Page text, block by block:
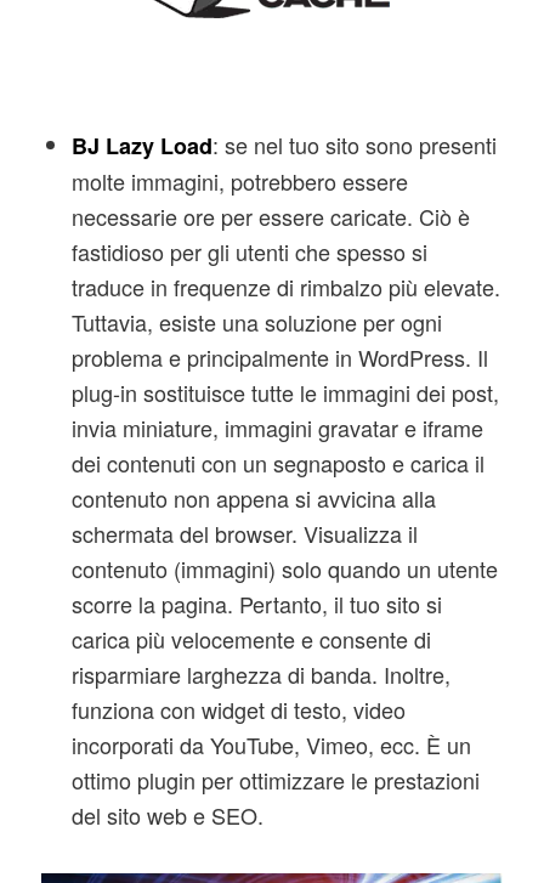
BJ Lazy Load: se nel tuo sito sono presenti
molte immagini, potrebbero essere
necessarie ore per essere caricate. Ciò è
fastidioso per gli utenti che spesso si
traduce in frequenze di rimbalzo più elevate.
Tuttavia, esiste una soluzione per ogni
problema e principalmente in WordPress. Il
plug-in sostituisce tutte le immagini dei post,
invia miniature, immagini gravatar e iframe
dei contenuti con un segnaposto e carica il
contenuto non appena si avvicina alla
schermata del browser. Visualizza il
contenuto (immagini) solo quando un utente
scorre la pagina. Pertanto, il tuo sito si
carica più velocemente e consente di
risparmiare larghezza di banda. Inoltre,
funziona con widget di testo, video
incorporati da YouTube, Vimeo, ecc. È un
ottimo plugin per ottimizzare le prestazioni
del sito web e SEO.